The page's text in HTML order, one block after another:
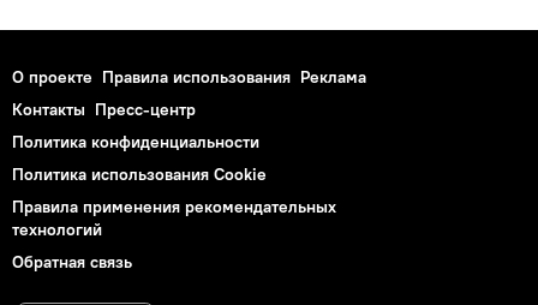
О проекте Правила использования Реклама
Контакты Пресс-центр
Политика конфиденциальности
Политика использования Cookie
Правила применения рекомендательных
технологий
Обратная связь